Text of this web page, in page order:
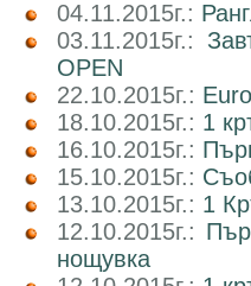
04.11.2015г.:
03.11.2015г.:
OPEN
22.10.2015г.:
18.10.2015г.: 1
16.10.2015г.:
15.10.2015г.:
13.10.2015г.: 1
12.10.2015г.:
нощувка